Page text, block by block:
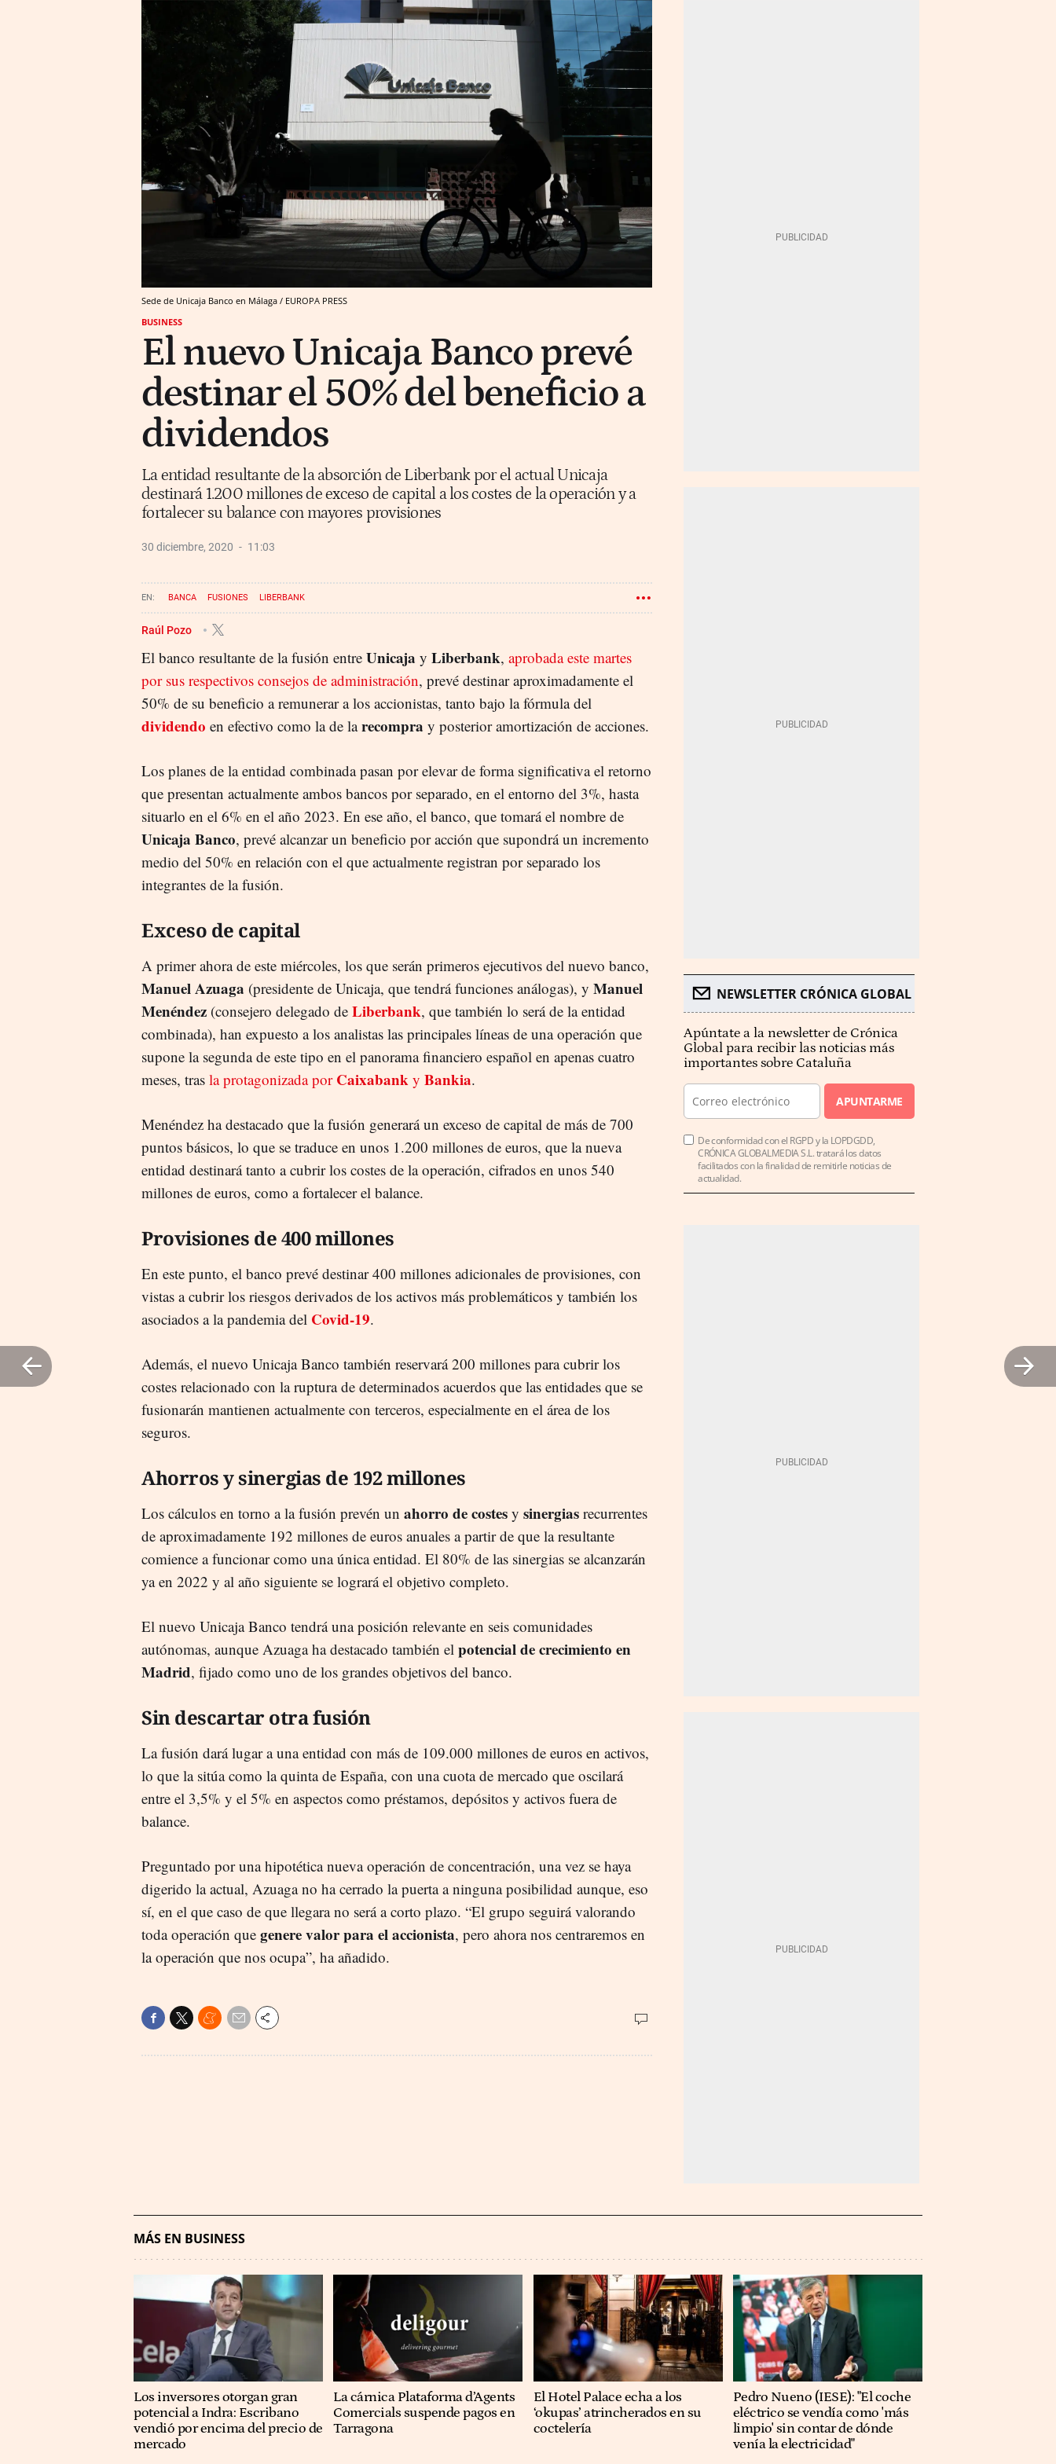
Sede de Unicaja Banco en Málaga / EUROPA PRESS
BUSINESS
El nuevo Unicaja Banco prevé
destinar el 50% del beneficio a
dividendos
La entidad resultante de la absorción de Liberbank por el actual Unicaja
destinará 1.200 millones de exceso de capital a los costes de la operación y a
fortalecer su balance con mayores provisiones
30 diciembre, 2020 11:03
BANCA FUSIONES LIBERBANK
Raúl Pozo
El banco resultante de la fusión entre Unicaja y Liberbank, aprobada este martes
por sus respectivos consejos de administración, prevé destinar aproximadamente el
50% de su beneficio a remunerar a los accionistas, tanto bajo la fórmula del
dividendo en efectivo como la de larecompra y posterior amortización de acciones.
Los planes de la entidad combinada pasan por elevar de forma significativa el retorno
que presentan actualmente ambos bancos por separado, en el entorno del 3%, hasta
situarlo en el 6% en el año 2023. En ese año, el banco, que tomará el nombre de
Unicaja Banco, prevé alcanzar un beneficio por acción que supondrá un incremento
medio del 50% en relación con el que actualmente registran por separado los
integrantes de la fusión.
Exceso de capital
A primer ahora de este miércoles, los que serán primeros ejecutivos del nuevo banco,
Manuel Azuaga (presidente de Unicaja, que tendrá funciones análogas), y Manuel
Menéndez (consejero delegado de Liberbank, que también lo será de la entidad
combinada), han expuesto a los analistas las principales líneas de una operación que
supone la segunda de este tipo en el panorama financiero español en apenas cuatro
meses, tras la protagonizada por Caixabank y Bankia.
Menéndez ha destacado que la fusión generará un exceso de capital de más de 700
puntos básicos, lo que se traduce en unos 1.200 millones de euros, que la nueva
entidad destinará tanto a cubrir los costes de la operación, cifrados en unos 540
millones de euros, como a fortalecer el balance.
Provisiones de 400 millones
En este punto, el banco prevé destinar 400 millones adicionales de provisiones, con
vistas a cubrir los riesgos derivados de los activos más problemáticos y también los
asociados a la pandemia del Covid-19.
Además, el nuevo Unicaja Banco también reservará 200 millones para cubrir los
costes relacionado con la ruptura de determinados acuerdos que las entidades que se
fusionarán mantienen actualmente con terceros, especialmente en el área de los
seguros.
Ahorros y sinergias de 192 millones
Los cálculos en torno a la fusión prevén un ahorro de costes y sinergias recurrentes
de aproximadamente 192 millones de euros anuales a partir de que la resultante
comience a funcionar como una única entidad. El 80% de las sinergias se alcanzarán
ya en 2022 y al año siguiente se logrará el objetivo completo.
El nuevo Unicaja Banco tendrá una posición relevante en seis comunidades
autónomas, aunque Azuaga ha destacado también el potencial de crecimiento en
Madrid, fijado como uno de los grandes objetivos del banco.
Sin descartar otra fusión
La fusión dará lugar a una entidad con más de 109.000 millones de euros en activos,
lo que la sitúa como la quinta de España, con una cuota de mercado que oscilará
entre el 3,5% y el 5% en aspectos como préstamos, depósitos y activos fuera de
balance.
Preguntado por una hipotética nueva operación de concentración, una vez se haya
digerido la actual, Azuaga no ha cerrado la puerta a ninguna posibilidad aunque, eso
sí, en el que caso de que llegara no será a corto plazo. “El grupo seguirá valorando
toda operación que genere valor para el accionista, pero ahora nos centraremos en
la operación que nos ocupa”, ha añadido.
NEWSLETTER CRÓNICA GLOBAL
Apúntate a la newsletter de Crónica
Global para recibir las noticias más
importantes sobre Cataluña
APUNTARME
De conformidad con el RGPD y la LOPDGDD,
CRÓNICA GLOBALMEDIA S.L. tratará los datos
facilitados con la finalidad de remitirle noticias de
actualidad.
MÁS EN BUSINESS
Los inversores otorgan gran
potencial a Indra: Escribano
vendió por encima del precio de
mercado
La cárnica Plataforma d’Agents
Comercials suspende pagos en
Tarragona
El Hotel Palace echa a los
‘okupas’ atrincherados en su
coctelería
Pedro Nueno (IESE): "El coche
eléctrico se vendía como 'más
limpio' sin contar de dónde
venía la electricidad"